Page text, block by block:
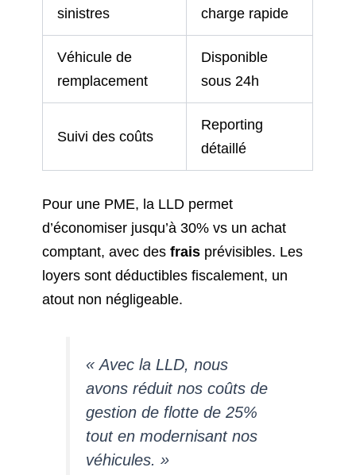
sinistres
charge rapide
Véhicule de
remplacement
Disponible
sous 24h
Suivi des coûts
Reporting
détaillé
Pour une PME, la LLD permet
d’économiser jusqu’à 30% vs un achat
comptant, avec desfrais prévisibles. Les
loyers sont déductibles fiscalement, un
atout non négligeable.
« Avec la LLD, nous
avons réduit nos coûts de
gestion de flotte de 25%
tout en modernisant nos
véhicules. »